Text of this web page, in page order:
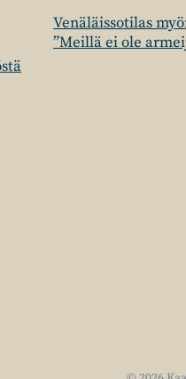
Venäläissotilas
”Meillä ei ole